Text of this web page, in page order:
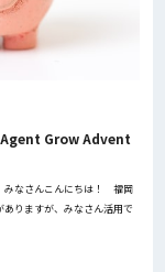
Agent Grow Advent
みなさんこんにちは！ 福岡
りますが、みなさん活用で